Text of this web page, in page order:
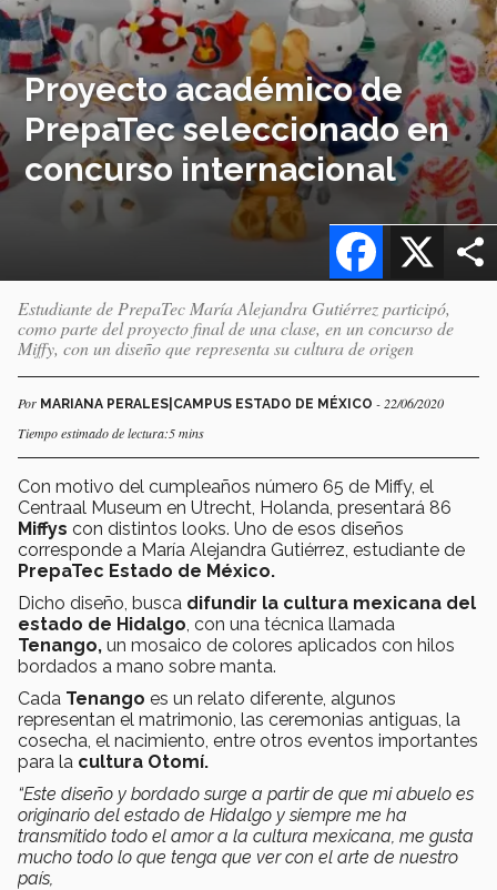
Proyecto académico de
PrepaTec seleccionado en
concurso internacional
X
Facebook
Estudiante de PrepaTec María Alejandra Gutiérrez participó,
como parte del proyecto final de una clase, en un concurso de
Miffy, con un diseño que representa su cultura de origen
Por MARIANA PERALES|CAMPUS ESTADO DE MÉXICO - 22/06/2020
Tiempo estimado de lectura:5 mins
Con motivo del cumpleaños número 65 de Miffy, el
Centraal Museum en Utrecht, Holanda, presentará 86
Miffys con distintos looks. Uno de esos diseños
corresponde a María Alejandra Gutiérrez, estudiante de
PrepaTec Estado de México.
Dicho diseño, busca difundir la cultura mexicana del
estado de Hidalgo , con una técnica llamada
Tenango, un mosaico de colores aplicados con hilos
bordados a mano sobre manta.
Cada Tenango es un relato diferente, algunos
representan el matrimonio, las ceremonias antiguas, la
cosecha, el nacimiento, entre otros eventos importantes
para la cultura Otomí.
“Este diseño y bordado surge a partir de que mi abuelo es
originario del estado de Hidalgo y siempre me ha
transmitido todo el amor a la cultura mexicana, me gusta
mucho todo lo que tenga que ver con el arte de nuestro
país,